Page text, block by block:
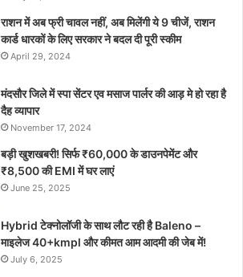
राशन में अब फ्री चावल नहीं, अब मिलेंगी ये 9 चीजें, राशन
कार्ड धारकों के लिए सरकार ने बदल दी पूरी स्कीम
April 29, 2024
मंदसौर जिले में स्पा सेंटर एव मसाज पार्लर की आड़ मे हो रहा है
दैह व्यापार
November 17, 2024
बड़ी खुशखबरी! सिर्फ ₹60,000 के डाउनपेमेंट और
₹8,500 की EMI में घर लाएं
June 25, 2025
Hybrid टेक्नोलॉजी के साथ लौट रही है Baleno –
माइलेज 40+kmpl और कीमत आम आदमी की जेब में!
July 6, 2025